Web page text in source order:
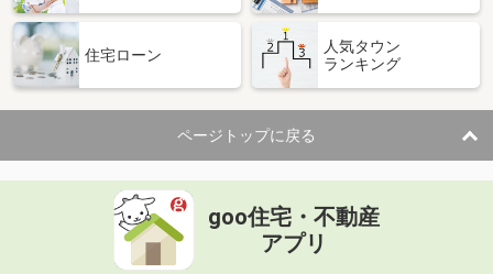
住宅ローン
人気タウン
ランキング
ページトップに戻る
goo住宅・不動産
アプリ